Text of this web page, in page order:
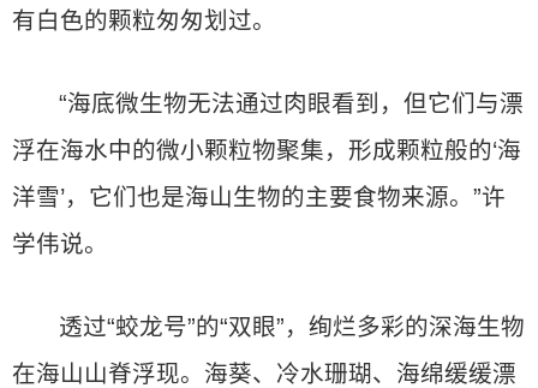
有白色的颗粒匆匆划过。
“海底微生物无法通过肉眼看到，但它们与漂
浮在海水中的微小颗粒物聚集，形成颗粒般的‘海
洋雪’，它们也是海山生物的主要食物来源。”许
学伟说。
透过“蛟龙号”的“双眼”，绚烂多彩的深海生物
在海山山脊浮现。海葵、冷水珊瑚、海绵缓缓漂